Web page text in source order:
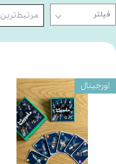
مرتبط‌ترین
اورجینال